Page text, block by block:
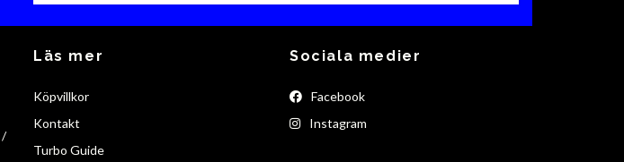
/
Läs mer
Köpvillkor
Kontakt
Turbo Guide
Sociala medier
Facebook
Instagram